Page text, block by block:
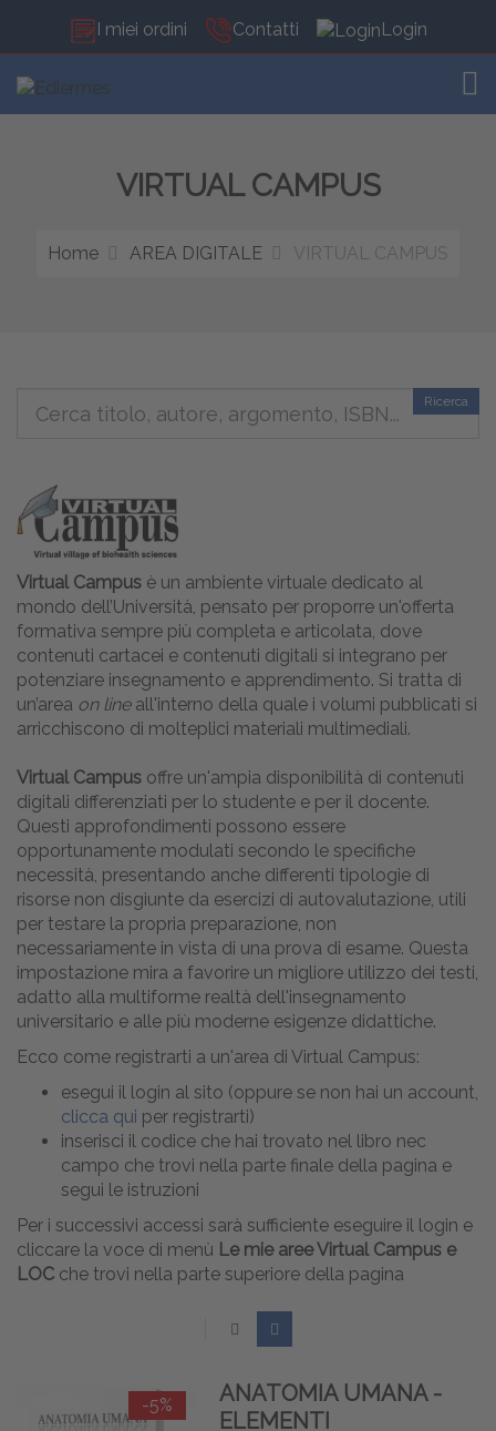
I miei ordini Contatti Login
VIRTUAL CAMPUS
Home AREA DIGITALE VIRTUAL CAMPUS
Ricerca
Virtual Campus è un ambiente virtuale dedicato al
mondo dell’Università, pensato per proporre un'offerta
formativa sempre più completa e articolata, dove
contenuti cartacei e contenuti digitali si integrano per
potenziare insegnamento e apprendimento. Si tratta di
un’area on lineall'interno della quale i volumi pubblicati si
arricchiscono di molteplici materiali multimediali.
Virtual Campus offre un'ampia disponibilità di contenuti
digitali differenziati per lo studente e per il docente.
Questi approfondimenti possono essere
opportunamente modulati secondo le specifiche
necessità, presentando anche differenti tipologie di
risorse non disgiunte da esercizi di autovalutazione, utili
per testare la propria preparazione, non
necessariamente in vista di una prova di esame. Questa
impostazione mira a favorire un migliore utilizzo dei testi,
adatto alla multiforme realtà dell'insegnamento
universitario e alle più moderne esigenze didattiche.
Ecco come registrarti a un'area di Virtual Campus:
esegui il login al sito (oppure se non hai un account,
clicca qui per registrarti)
inserisci il codice che hai trovato nel libro nec
campo che trovi nella parte finale della pagina e
segui le istruzioni
Per i successivi accessi sarà sufficiente eseguire il login e
cliccare la voce di menù Le mie aree Virtual Campus e
LOC che trovi nella parte superiore della pagina
-5%
ANATOMIA UMANA -
ELEMENTI